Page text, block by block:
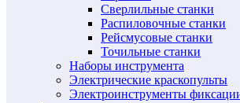
Сверлильные станки
Распиловочные станки
Рейсмусовые станки
Точильные станки
Наборы инструмента
Электрические краскопульты
Электроинструменты